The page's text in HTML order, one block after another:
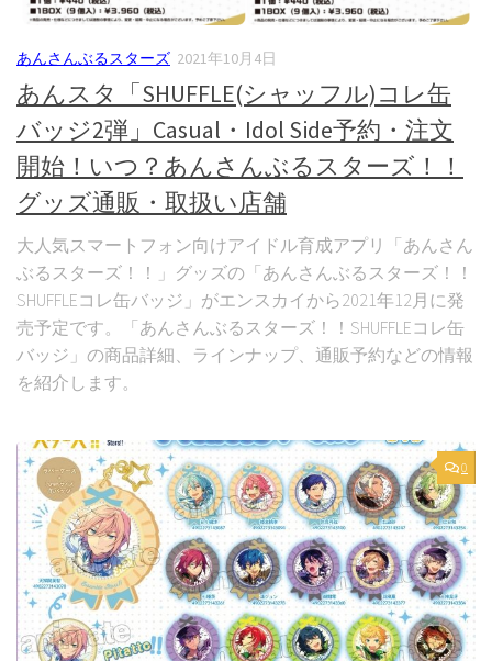
あんさんぶるスターズ 2021年10月4日
あんスタ「SHUFFLE(シャッフル)コレ缶
バッジ2弾」Casual・Idol Side予約・注文
開始！いつ？あんさんぶるスターズ！！
グッズ通販・取扱い店舗
大人気スマートフォン向けアイドル育成アプリ「あんさん
ぶるスターズ！！」グッズの「あんさんぶるスターズ！！
SHUFFLEコレ缶バッジ」がエンスカイから2021年12月に発
売予定です。「あんさんぶるスターズ！！SHUFFLEコレ缶
バッジ」の商品詳細、ラインナップ、通販予約などの情報
を紹介します。
0